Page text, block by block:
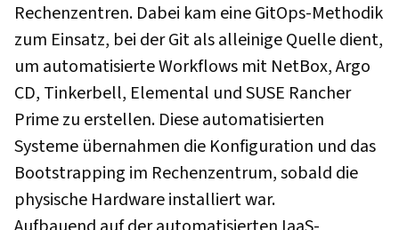
Rechenzentren. Dabei kam eine GitOps-Methodik
zum Einsatz, bei der Git als alleinige Quelle dient,
um automatisierte Workflows mit NetBox, Argo
CD, Tinkerbell, Elemental und SUSE Rancher
Prime zu erstellen. Diese automatisierten
Systeme übernahmen die Konfiguration und das
Bootstrapping im Rechenzentrum, sobald die
physische Hardware installiert war.